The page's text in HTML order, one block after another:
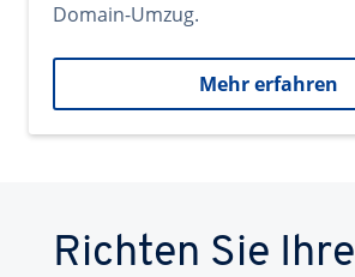
Domain-Umzug.
Mehr erfahren
Richten Sie Ihre